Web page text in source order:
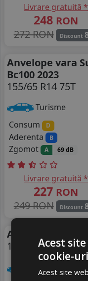
Livrare gratuită *
248 RON
272 RON
Discount
Anvelope vara
Bc100 2023
155/65 R14 75T
Turisme
Consum
D
Aderenta B
Zgomot A 69 dB
Livrare gratuită *
227 RON
249 RON
Discount
Anvelope vara
155/65 R14 75T
Turisme
Acest
cookie-uri
Acest site